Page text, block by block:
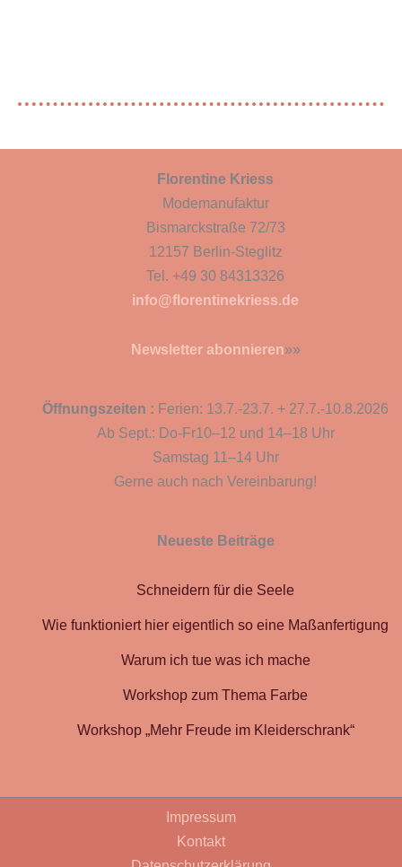
Florentine Kriess
Modemanufaktur
Bismarckstraße 72/73
12157 Berlin-Steglitz
Tel. +49 30 84313326
info@florentinekriess.de
Newsletter abonnieren»»
Öffnungszeiten : Ferien: 13.7.-23.7. + 27.7.-10.8.2026
Ab Sept.: Do-Fr10–12 und 14–18 Uhr
Samstag 11–14 Uhr
Gerne auch nach Vereinbarung!
Neueste Beiträge
Schneidern für die Seele
Wie funktioniert hier eigentlich so eine Maßanfertigung
Warum ich tue was ich mache
Workshop zum Thema Farbe
Workshop „Mehr Freude im Kleiderschrank“
Impressum
Kontakt